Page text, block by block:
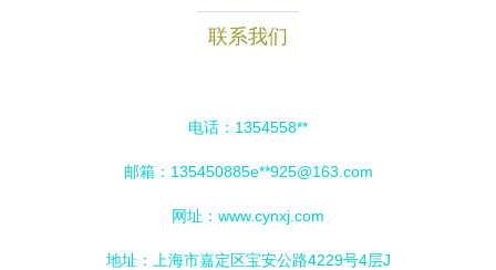
联系我们
电话：1354558**
邮箱：135450885e**925@163.com
网址： www.cynxj.com
地址：上海市嘉定区宝安公路4229号4层J